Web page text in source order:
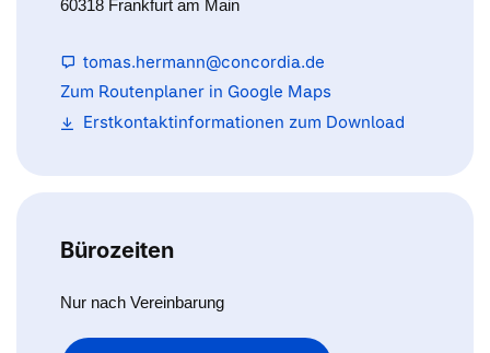
60318 Frankfurt am Main
tomas.hermann@concordia.de
Zum Routenplaner in Google Maps
Erstkontaktinformationen zum Download
Bürozeiten
Nur nach Vereinbarung